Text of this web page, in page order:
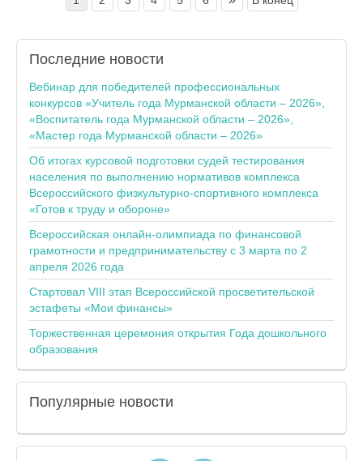
Последние новости
Вебинар для победителей профессиональных
конкурсов «Учитель года Мурманской области – 2026»,
«Воспитатель года Мурманской области – 2026»,
«Мастер года Мурманской области – 2026»
Об итогах курсовой подготовки судей тестирования
населения по выполнению нормативов комплекса
Всероссийского физкультурно-спортивного комплекса
«Готов к труду и обороне»
Всероссийская онлайн-олимпиада по финансовой
грамотности и предпринимательству с 3 марта по 2
апреля 2026 года
Стартовал VIII этап Всероссийской просветительской
эстафеты «Мои финансы»
Торжественная церемония открытия Года дошкольного
образования
Популярные новости